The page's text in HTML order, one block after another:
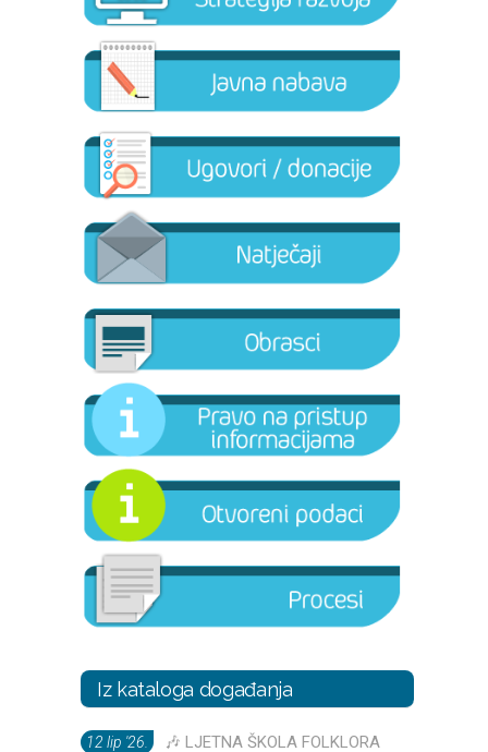
Iz kataloga događanja
12 lip '26. 🎶 LJETNA ŠKOLA FOLKLORA